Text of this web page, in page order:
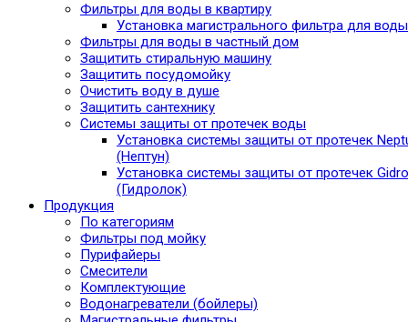
Фильтры для воды в квартиру
Установка магистрального фильтра для воды
Фильтры для воды в частный дом
Защитить стиральную машину
Защитить посудомойку
Очистить воду в душе
Защитить сантехнику
Системы защиты от протечек воды
Установка системы защиты от протечек
(Нептун)
Установка системы защиты от протечек
(Гидролок)
Продукция
По категориям
Фильтры под мойку
Пурифайеры
Смесители
Комплектующие
Водонагреватели (бойлеры)